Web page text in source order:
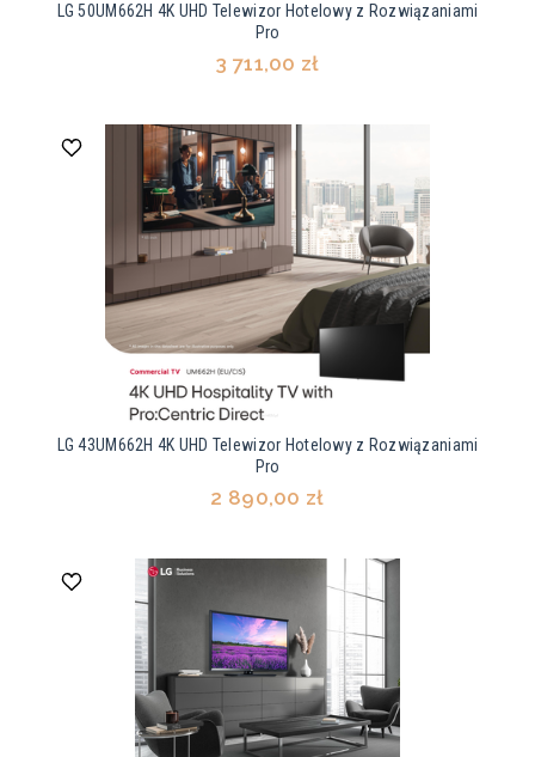
LG 50UM662H 4K UHD Telewizor Hotelowy z Rozwiązaniami
Pro
3 711,00 zł
LG 43UM662H 4K UHD Telewizor Hotelowy z Rozwiązaniami
Pro
2 890,00 zł